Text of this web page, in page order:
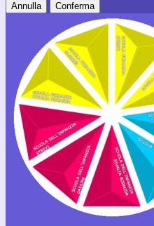
Annulla Conferma